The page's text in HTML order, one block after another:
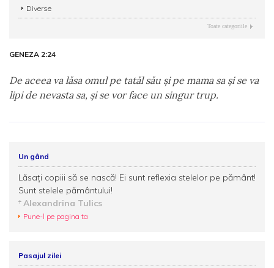
Diverse
Toate categoriile
GENEZA 2:24
De aceea va lăsa omul pe tatăl său şi pe mama sa şi se va
lipi de nevasta sa, şi se vor face un singur trup.
Un gând
Lăsați copiii să se nască! Ei sunt reflexia stelelor pe pământ!
Sunt stelele pământului!
Alexandrina Tulics
Pune-l pe pagina ta
Pasajul zilei